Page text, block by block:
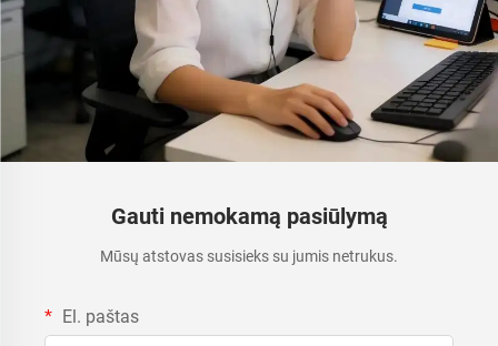
Gauti nemokamą pasiūlymą
Mūsų atstovas susisieks su jumis netrukus.
El. paštas